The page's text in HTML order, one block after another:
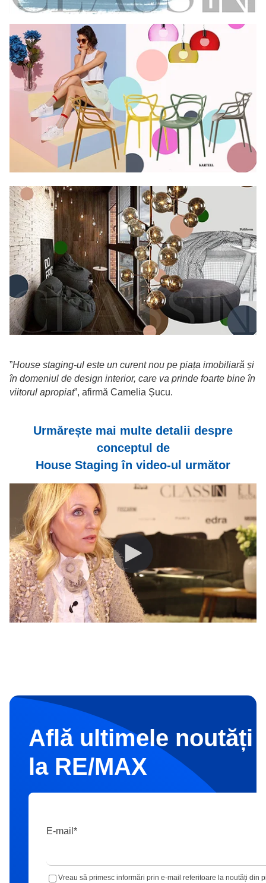
”House staging-ul este un curent nou pe piața imobiliară și
în domeniul de design interior, care va prinde foarte bine în
viitorul apropiat”, afirmă Camelia Șucu.
Urmărește mai multe detalii despre
conceptul de
House Staging în video-ul următor
Află ultimele noutăți
la RE/MAX
E-mail *
Vreau să primesc informări prin e-mail referitoare la noutăți din